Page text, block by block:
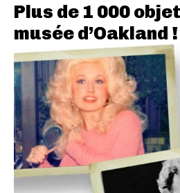
Plus de 1 000
musée d’Oakland !